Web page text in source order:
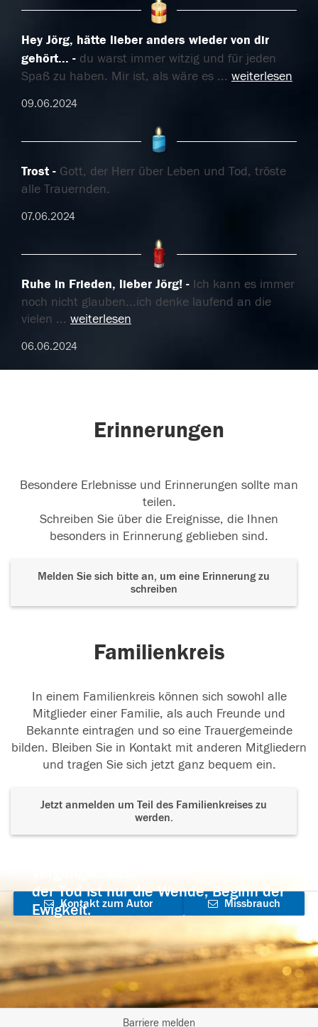
Hey Jörg, hätte lieber anders wieder von dir
gehört...
du warst immer witzig und für jeden
Spaß zu haben. Mir ist, als wäre es ... weiterlesen
09.06.2024
Trost
Gott, der Herr über Leben und Tod, tröste
alle Trauernden.
07.06.2024
Ruhe in Frieden, lieber Jörg!
Ich kann es immer
noch nicht glauben...ich denke laufend an die
vielen ... weiterlesen
06.06.2024
Erinnerungen
Besondere Erlebnisse und Erinnerungen sollte man
teilen.
Schreiben Sie über die Ereignisse, die Ihnen
besonders in Erinnerung geblieben sind.
Melden Sie sich bitte an, um eine Erinnerung zu
schreiben
Familienkreis
In einem Familienkreis können sich sowohl alle
Mitglieder einer Familie, als auch Freunde und
Bekannte eintragen und so eine Trauergemeinde
bilden. Bleiben Sie in Kontakt mit anderen Mitgliedern
und tragen Sie sich jetzt ganz bequem ein.
Jetzt anmelden um Teil des Familienkreises zu
werden.
der Tod ist nur die Wende, Beginn der
Ewigkeit.
Kontakt zum Autor
aufnehmen
Missbrauch
Barriere melden